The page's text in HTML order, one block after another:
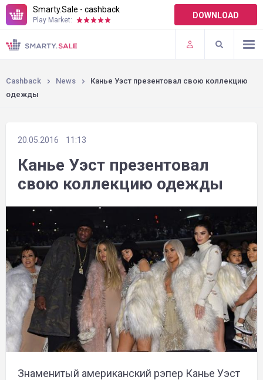
Smarty.Sale - cashback
Play Market: DOWNLOAD
TERMS OF USE
PLUGINS
Cashback News
Канье Уэст презентовал свою коллекцию
одежды
20.05.2016 11:13
Канье Уэст презентовал
свою коллекцию одежды
Знаменитый американский рэпер Канье Уэст